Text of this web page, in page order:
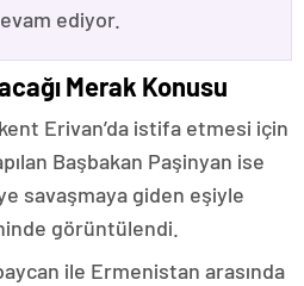
ediyor.
Merak Konusu
Erivan’da istifa etmesi için
Başbakan Paşinyan ise
savaşmaya giden eşiyle
görüntülendi.
ile Ermenistan arasında